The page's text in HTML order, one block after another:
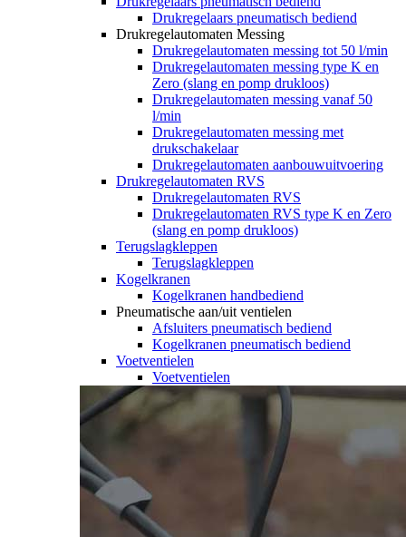
Drukregelaars pneumatisch bediend
Drukregelautomaten Messing
Drukregelautomaten messing tot 50 l/min
Drukregelautomaten messing type K en
Zero (slang en pomp drukloos)
Drukregelautomaten messing vanaf 50
l/min
Drukregelautomaten messing met
drukschakelaar
Drukregelautomaten aanbouwuitvoering
Drukregelautomaten RVS
Drukregelautomaten RVS
Drukregelautomaten RVS type K en Zero
(slang en pomp drukloos)
Terugslagkleppen
Terugslagkleppen
Kogelkranen
Kogelkranen handbediend
Pneumatische aan/uit ventielen
Afsluiters pneumatisch bediend
Kogelkranen pneumatisch bediend
Voetventielen
Voetventielen